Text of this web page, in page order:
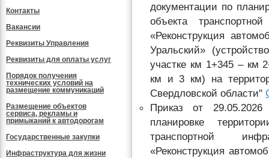
Контакты
Вакансии
Реквизиты Управления
Реквизиты для оплаты услуг
Порядок получения
технических условий на
размещение коммуникаций
Размещение объектов
сервиса, рекламы и
примыканий к автодорогам
Государственные закупки
Инфраструктура для жизни
документации по
объекта
«Реконструкция
Уральский»
участке км 1+345 – км
км и 3 км) на
Свердловской области"
Приказ от
планировке
транспортной
«Реконструкция